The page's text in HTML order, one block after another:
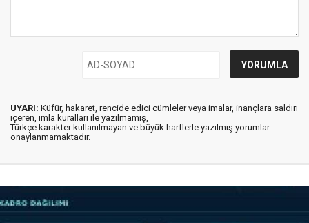
UYARI: Küfür, hakaret, rencide edici cümleler veya imalar, inançlara saldırı
içeren, imla kuralları ile yazılmamış,
Türkçe karakter kullanılmayan ve büyük harflerle yazılmış yorumlar
onaylanmamaktadır.